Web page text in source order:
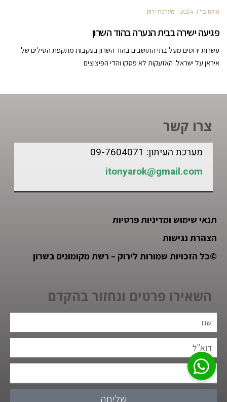
אוקטובר 1, 2024 מערכת ירוק
פגיעה ישירה בבית הנערה בהוד השרון
עשרות ירוטים מעל בתי התושבים בהוד השרון בעקבות מתקפת הטילים של
איראן על ישראל. האזעקות לא פסקו והדי הפיצוצים
צרו קשר
מערכת העיתון: 09-7604071
itonyarok@gmail.com
תנאי שימוש ומדיניות פרטיות
הצהרת נגישות
©כל הזכויות שמורות לירוק – רשת מקומונים בשרון
השאירו פרטים ונחזור בהקדם
שליחה